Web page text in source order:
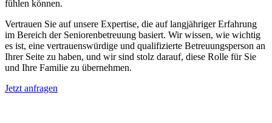
fühlen können.
Vertrauen Sie auf unsere Expertise, die auf langjähriger Erfahrung
im Bereich der Seniorenbetreuung basiert. Wir wissen, wie wichtig
es ist, eine vertrauenswürdige und qualifizierte Betreuungsperson an
Ihrer Seite zu haben, und wir sind stolz darauf, diese Rolle für Sie
und Ihre Familie zu übernehmen.
Jetzt anfragen